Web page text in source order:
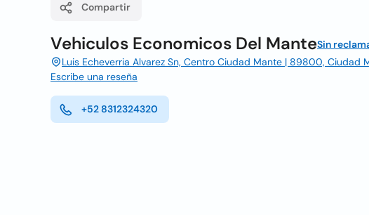
Compartir
Vehiculos Economicos Del ManteSin
Luis Echeverria Alvarez Sn, Centro Ciudad Mante | 89800, Ciudad
Escribe una reseña
+52 8312324320